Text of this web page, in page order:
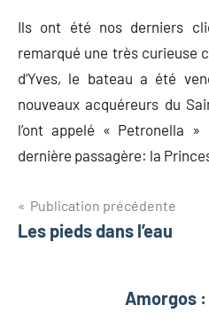
Ils ont été nos derniers
remarqué une très curieuse
d’Yves, le bateau a été
nouveaux acquéreurs du
l’ont appelé « Petronella
dernière passagère: la
Navigation
de
Publication précédente
Les pieds dans l’eau
Amorgos